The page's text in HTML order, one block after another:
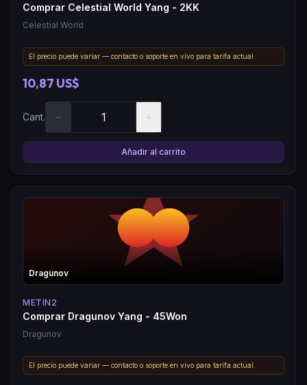
Comprar Celestial World Yang - 2KK
Celestial World
El precio puede variar — contacto o soporte en vivo para tarifa actual.
10,87 US$
Cant. − +
Añadir al carrito
Dragunov
METIN2
Comprar Dragunov Yang - 45Won
Dragunov
El precio puede variar — contacto o soporte en vivo para tarifa actual.